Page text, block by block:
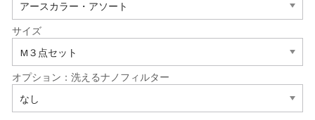
サイズ
オプション：洗えるナノフィルター